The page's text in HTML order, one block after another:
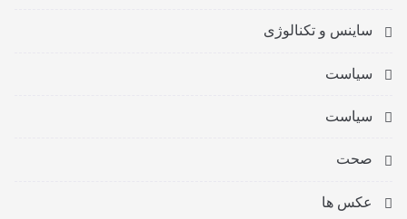
ساینس و تکنالوژی
سیاست
سیاست
صحت
عکس ها